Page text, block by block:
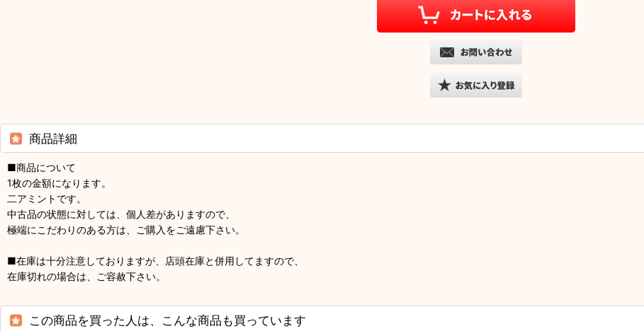
商品詳細
■商品について
1枚の金額になります。
二アミントです。
中古品の状態に対しては、個人差がありますので、
極端にこだわりのある方は、ご購入をご遠慮下さい。
■在庫は十分注意しておりますが、店頭在庫と併用してますので、
在庫切れの場合は、ご容赦下さい。
この商品を買った人は、こんな商品も買っています